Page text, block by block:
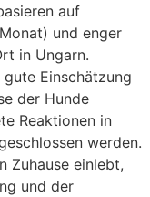
auf
und enger
in Ungarn.
Einschätzung
der Hunde
Reaktionen in
werden.
Zuhause einlebt,
und der